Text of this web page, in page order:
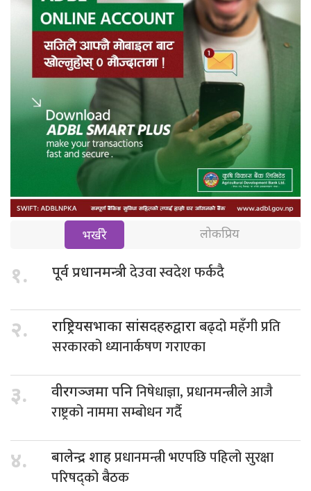
भर्खरै लोकप्रिय
१. पूर्व प्रधानमन्त्रीदेउवा स्वदेश फर्कदै
२. राष्ट्रियसभाका सांसदहरुद्वाराबढ्दो महँगी प्रति
सरकारको ध्यानार्कषण गराएका
३. वीरगञ्जमा पनिनिषेधाज्ञा, प्रधानमन्त्रीले आजै
राष्ट्रको नाममा सम्बोधन गर्दै
४. बालेन्द्र शाहप्रधानमन्त्री भएपछि पहिलो सुरक्षा
परिषद्को बैठक